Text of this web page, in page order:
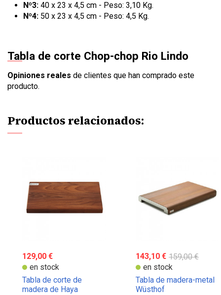
Nº3: 40 x 23 x 4,5 cm - Peso: 3,10 Kg.
Nº4: 50 x 23 x 4,5 cm - Peso: 4,5 Kg.
Tabla de corte Chop-chop Rio Lindo
Opiniones reales de clientes que han comprado este
producto.
Productos relacionados:
129,00 €
en stock
Tabla de corte de
madera de Haya
143,10 € 159,00 €
en stock
Tabla de madera-metal
Wüsthof